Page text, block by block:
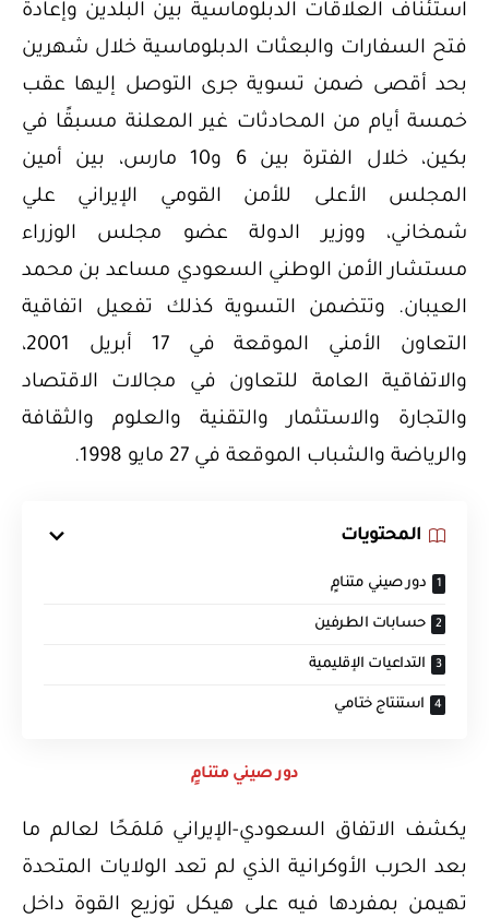
استئناف العلاقات الدبلوماسية بين البلدين وإعادة
فتح السفارات والبعثات الدبلوماسية خلال شهرين
بحد أقصى ضمن تسوية جرى التوصل إليها عقب
خمسة أيام من المحادثات غير المعلنة مسبقًا في
بكين، خلال الفترة بين 6 و10 مارس، بين أمين
المجلس الأعلى للأمن القومي الإيراني علي
شمخاني، ووزير الدولة عضو مجلس الوزراء
مستشار الأمن الوطني السعودي مساعد بن محمد
العيبان. وتتضمن التسوية كذلك تفعيل اتفاقية
التعاون الأمني الموقعة في 17 أبريل 2001،
والاتفاقية العامة للتعاون في مجالات الاقتصاد
والتجارة والاستثمار والتقنية والعلوم والثقافة
والرياضة والشباب الموقعة في 27 مايو 1998.
المحتويات
دور صيني متنامٍ
حسابات الطرفين
التداعيات الإقليمية
استنتاج ختامي
دور صيني متنامٍ
يكشف الاتفاق السعودي-الإيراني مَلمَحًا لعالم ما
بعد الحرب الأوكرانية الذي لم تعد الولايات المتحدة
تهيمن بمفردها فيه على هيكل توزيع القوة داخل